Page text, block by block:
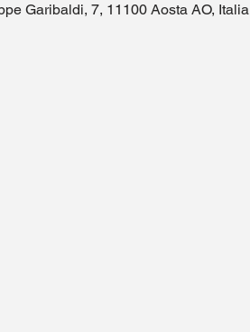
Garibaldi, 7, 11100 Aosta AO, Italia